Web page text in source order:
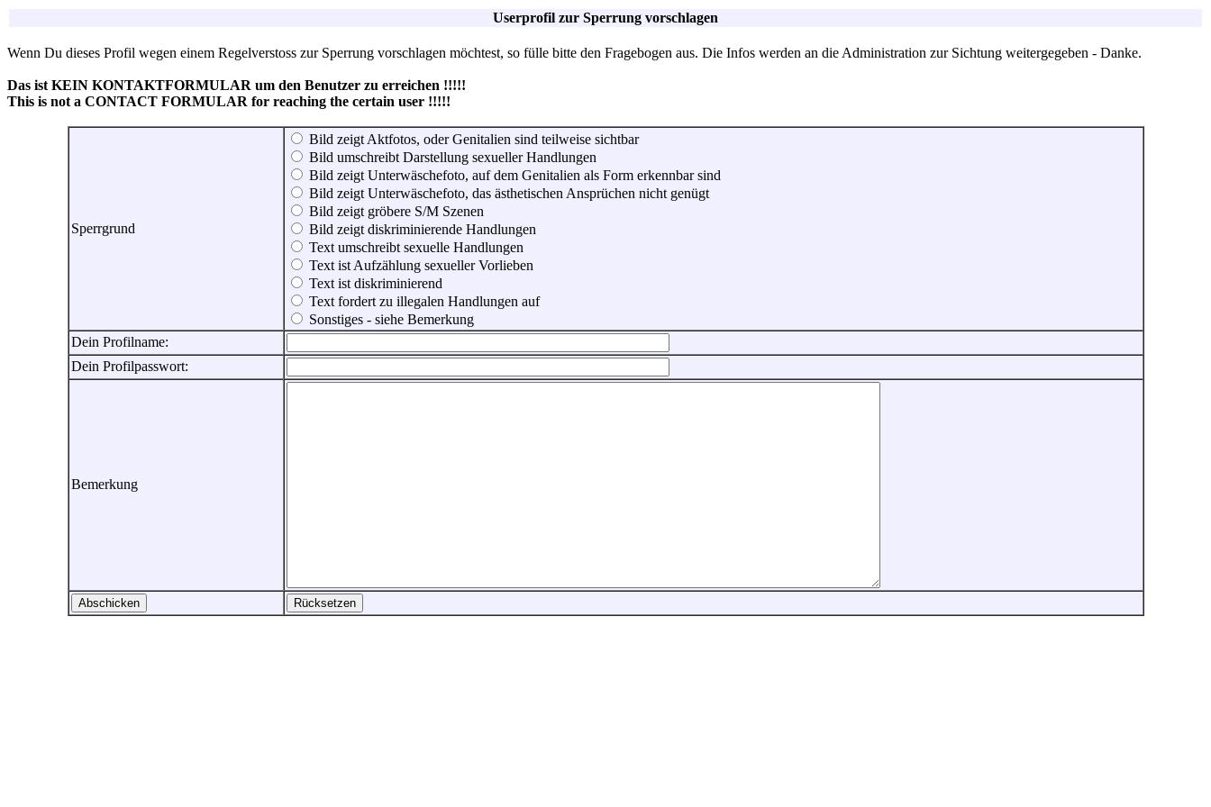
Userprofil zur Sperrung vorschlagen
Wenn Du dieses Profil wegen einem Regelverstoss zur Sperrung vorschlagen möchtest, so fülle bitte den Fragebogen aus. Die Infos werden an die Administration zur Sichtung weitergegeben - Danke.
Das ist KEIN KONTAKTFORMULAR um den Benutzer zu erreichen !!!!!
This is not a CONTACT FORMULAR for reaching the certain user !!!!!
Sperrgrund
Bild zeigt Aktfotos, oder Genitalien sind teilweise sichtbar
Bild umschreibt Darstellung sexueller Handlungen
Bild zeigt Unterwäschefoto, auf dem Genitalien als Form erkennbar sind
Bild zeigt Unterwäschefoto, das ästhetischen Ansprüchen nicht genügt
Bild zeigt gröbere S/M Szenen
Bild zeigt diskriminierende Handlungen
Text umschreibt sexuelle Handlungen
Text ist Aufzählung sexueller Vorlieben
Text ist diskriminierend
Text fordert zu illegalen Handlungen auf
Sonstiges - siehe Bemerkung
Dein Profilname:
Dein Profilpasswort:
Bemerkung